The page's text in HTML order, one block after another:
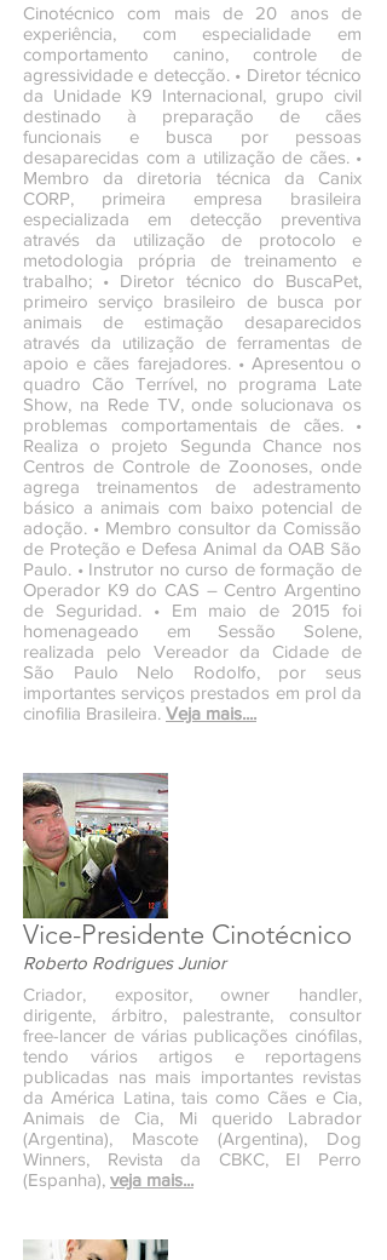
Cinotécnico com mais de 20 anos de
experiência, com especialidade em
comportamento canino, controle de
agressividade e detecção. • Diretor técnico
da Unidade K9 Internacional, grupo civil
destinado à preparação de cães
funcionais e busca por pessoas
desaparecidas com a utilização de cães. •
Membro da diretoria técnica da Canix
CORP, primeira empresa brasileira
especializada em detecção preventiva
através da utilização de protocolo e
metodologia própria de treinamento e
trabalho; • Diretor técnico do BuscaPet,
primeiro serviço brasileiro de busca por
animais de estimação desaparecidos
através da utilização de ferramentas de
apoio e cães farejadores. • Apresentou o
quadro Cão Terrível, no programa Late
Show, na Rede TV, onde solucionava os
problemas comportamentais de cães. •
Realiza o projeto Segunda Chance nos
Centros de Controle de Zoonoses, onde
agrega treinamentos de adestramento
básico a animais com baixo potencial de
adoção. • Membro consultor da Comissão
de Proteção e Defesa Animal da OAB São
Paulo. • Instrutor no curso de formação de
Operador K9 do CAS – Centro Argentino
de Seguridad. • Em maio de 2015 foi
homenageado em Sessão Solene,
realizada pelo Vereador da Cidade de
São Paulo Nelo Rodolfo, por seus
importantes serviços prestados em prol da
cinofilia Brasileira. Veja mais....
Vice-Presidente Cinotécnico
Roberto Rodrigues Junior
Criador, expositor, owner handler,
dirigente, árbitro, palestrante, consultor
free-lancer de várias publicações cinófilas,
tendo vários artigos e reportagens
publicadas nas mais importantes revistas
da América Latina, tais como Cães e Cia,
Animais de Cia, Mi querido Labrador
(Argentina), Mascote (Argentina), Dog
Winners, Revista da CBKC, El Perro
(Espanha), veja mais...